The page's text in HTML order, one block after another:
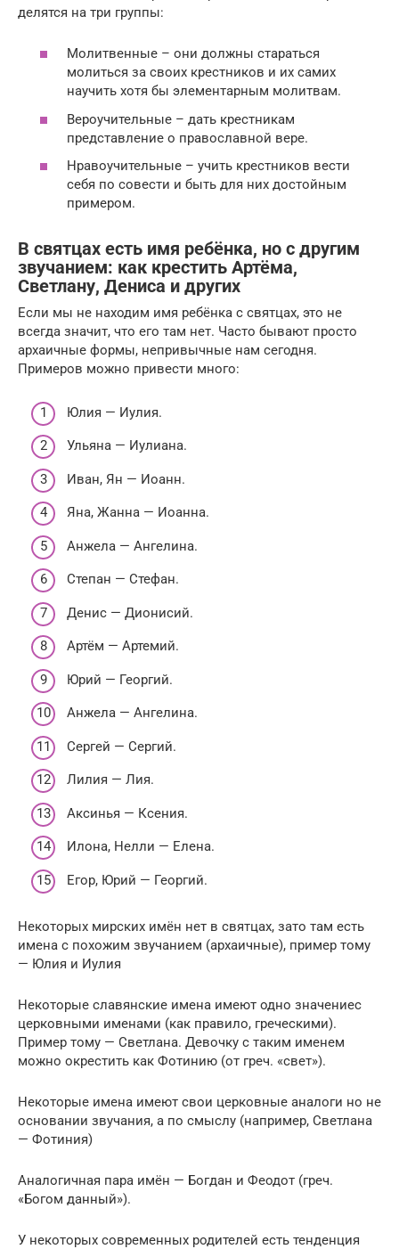
делятся на три группы:
Молитвенные – они должны стараться
молиться за своих крестников и их самих
научить хотя бы элементарным молитвам.
Вероучительные – дать крестникам
представление о православной вере.
Нравоучительные – учить крестников вести
себя по совести и быть для них достойным
примером.
В святцах есть имя ребёнка, но с другим
звучанием: как крестить Артёма,
Светлану, Дениса и других
Если мы не находим имя ребёнка с святцах, это не
всегда значит, что его там нет. Часто бывают просто
архаичные формы, непривычные нам сегодня.
Примеров можно привести много:
Юлия — Иулия.
Ульяна — Иулиана.
Иван, Ян — Иоанн.
Яна, Жанна — Иоанна.
Анжела — Ангелина.
Степан — Стефан.
Денис — Дионисий.
Артём — Артемий.
Юрий — Георгий.
Анжела — Ангелина.
Сергей — Сергий.
Лилия — Лия.
Аксинья — Ксения.
Илона, Нелли — Елена.
Егор, Юрий — Георгий.
Некоторых мирских имён нет в святцах, зато там есть
имена с похожим звучанием (архаичные), пример тому
— Юлия и Иулия
Некоторые славянские имена имеют одно значениес
церковными именами (как правило, греческими).
Пример тому — Светлана. Девочку с таким именем
можно окрестить как Фотинию (от греч. «свет»).
Некоторые имена имеют свои церковные аналоги но не
основании звучания, а по смыслу (например, Светлана
— Фотиния)
Аналогичная пара имён — Богдан и Феодот (греч.
«Богом данный»).
У некоторых современных родителей есть тенденция